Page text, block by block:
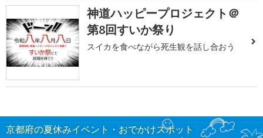
神道ハッピープロジェクト＠
第8回すいか祭り
スイカを食べながら死生観を話し合おう
京都府の夏休みイベント・おでかけスポット